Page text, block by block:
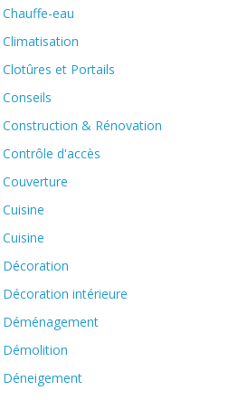
Chauffe-eau
Climatisation
Clotûres et Portails
Conseils
Construction & Rénovation
Contrôle d'accès
Couverture
Cuisine
Cuisine
Décoration
Décoration intérieure
Déménagement
Démolition
Déneigement